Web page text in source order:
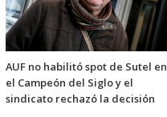
AUF no habilitó spot de Sutel en
el Campeón del Siglo y el
sindicato rechazó la decisión